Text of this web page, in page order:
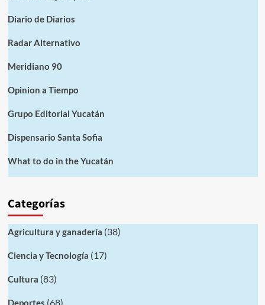
Diario de Diarios
Radar Alternativo
Meridiano 90
Opinion a Tiempo
Grupo Editorial Yucatán
Dispensario Santa Sofia
What to do in the Yucatán
Categorías
Agricultura y ganadería (38)
Ciencia y Tecnología (17)
Cultura (83)
Deportes (68)